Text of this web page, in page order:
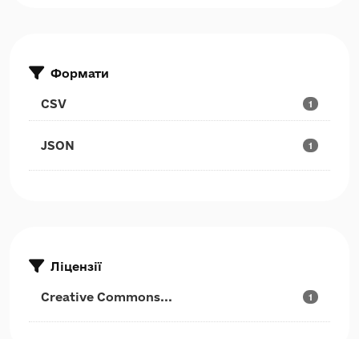
Формати
CSV 1
JSON 1
Ліцензії
Creative Commons... 1